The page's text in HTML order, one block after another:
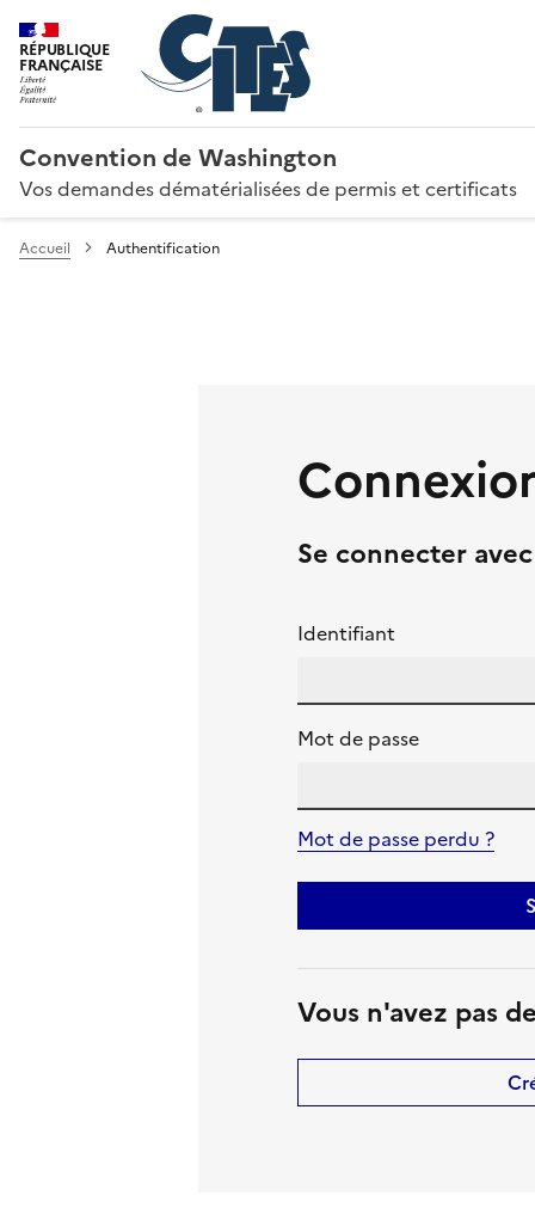
RÉPUBLIQUE
FRANÇAISE
Convention de Washington
Vos demandes dématérialisées de permis et certificats
Accueil Authentification
Se connecter
Identifiant
Mot de passe
Mot de passe perdu ?
Vous n'avez pas